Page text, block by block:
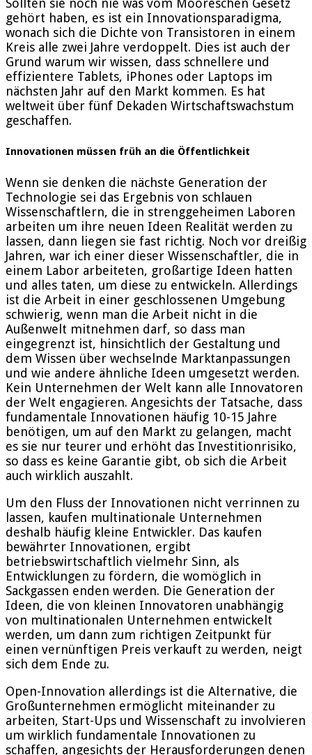
gehört haben, es ist ein Innovationsparadigma,
wonach sich die Dichte von Transistoren in einem
Kreis alle zwei Jahre verdoppelt. Dies ist auch der
Grund warum wir wissen, dass schnellere und
effizientere Tablets, iPhones oder Laptops im
nächsten Jahr auf den Markt kommen. Es hat
weltweit über fünf Dekaden Wirtschaftswachstum
geschaffen.
Innovationen müssen früh an die Öffentlichkeit
Wenn sie denken die nächste Generation der
Technologie sei das Ergebnis von schlauen
Wissenschaftlern, die in strenggeheimen Laboren
arbeiten um ihre neuen Ideen Realität werden zu
lassen, dann liegen sie fast richtig. Noch vor dreißig
Jahren, war ich einer dieser Wissenschaftler, die in
einem Labor arbeiteten, großartige Ideen hatten
und alles taten, um diese zu entwickeln. Allerdings
ist die Arbeit in einer geschlossenen Umgebung
schwierig, wenn man die Arbeit nicht in die
Außenwelt mitnehmen darf, so dass man
eingegrenzt ist, hinsichtlich der Gestaltung und
dem Wissen über wechselnde Marktanpassungen
und wie andere ähnliche Ideen umgesetzt werden.
Kein Unternehmen der Welt kann alle Innovatoren
der Welt engagieren. Angesichts der Tatsache, dass
fundamentale Innovationen häufig 10-15 Jahre
benötigen, um auf den Markt zu gelangen, macht
es sie nur teurer und erhöht das Investitionrisiko,
so dass es keine Garantie gibt, ob sich die Arbeit
auch wirklich auszahlt.
Um den Fluss der Innovationen nicht verrinnen zu
lassen, kaufen multinationale Unternehmen
deshalb häufig kleine Entwickler. Das kaufen
bewährter Innovationen, ergibt
betriebswirtschaftlich vielmehr Sinn, als
Entwicklungen zu fördern, die womöglich in
Sackgassen enden werden. Die Generation der
Ideen, die von kleinen Innovatoren unabhängig
von multinationalen Unternehmen entwickelt
werden, um dann zum richtigen Zeitpunkt für
einen vernünftigen Preis verkauft zu werden, neigt
sich dem Ende zu.
Open-Innovation allerdings ist die Alternative, die
Großunternehmen ermöglicht miteinander zu
arbeiten, Start-Ups und Wissenschaft zu involvieren
um wirklich fundamentale Innovationen zu
schaffen, angesichts der Herausforderungen denen